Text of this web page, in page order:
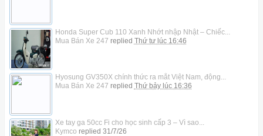
Honda Super Cub 110 Xanh Nhớt nhập Nhật – Chiếc...
Mua Bán Xe 247 replied Thứ tư lúc 16:46
Hyosung GV350X chính thức ra mắt Việt Nam, động...
Mua Bán Xe 247 replied Thứ bảy lúc 16:36
Xe tay ga 50cc Fi cho học sinh cấp 3 – Vì sao...
Kymco replied 31/7/26